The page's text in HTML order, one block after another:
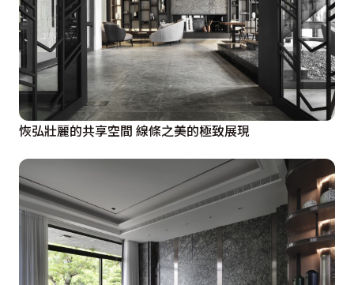
恢弘壯麗的共享空間 線條之美的極致展現